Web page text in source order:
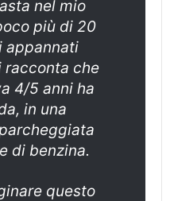
nel mio
più di 20
appannati
racconta che
4/5 anni ha
in una
di benzina.
questo